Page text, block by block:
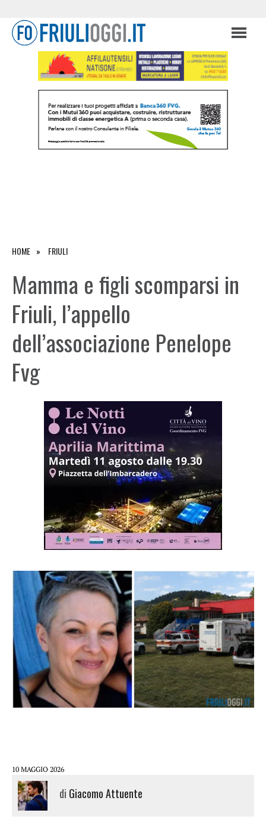
HOME FRIULI
Mamma e figli scomparsi in
Friuli, l’appello
dell’associazione Penelope
Fvg
10 MAGGIO 2026
di Giacomo Attuente